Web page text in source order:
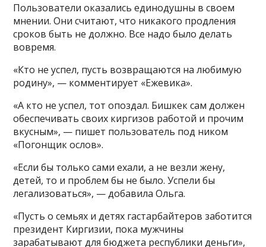
Пользователи оказались единодушны в своем
мнении. Они считают, что никакого продления
сроков быть не должно. Все надо было делать
вовремя.
«Кто не успел, пусть возвращаются на любимую
родину», — комментирует «Ежевика».
«А кто не успел, тот опоздал. Бишкек сам должен
обеспечивать своих киргизов работой и прочим
вкусным», — пишет пользователь под ником
«Погонщик ослов».
«Если бы только сами ехали, а не везли жену,
детей, то и проблем бы не было. Успели бы
легализоваться», — добавила Ольга.
«Пусть о семьях и детях гастарбайтеров заботится
президент Киргизии, пока мужчины
зарабатывают для бюджета республики деньги»,